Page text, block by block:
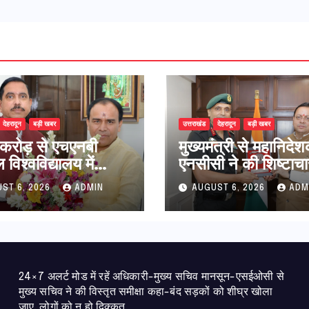
देहरादून बड़ी खबर
से एचएनबी
में
संरचना होगी
शिक्षा मंत्री धन
ने नवनियुक्त
6, 2026 ADMIN
उत्तराखंड देहरादून बड़ी खबर
मुख्यमंत्री से
एनसीसी ने की
भेंट,उत्तराखण्ड में
विस्तार एवं आधुनिक
आधारभूत संरचना के
AUGUST 6, 2026
24×7 अलर्ट मोड में रहें अधिकारी-मुख्य सचिव मानसून-एसईओसी से
मुख्य सचिव ने की विस्तृत समीक्षा कहा-बंद सड़कों को शीघ्र खोला